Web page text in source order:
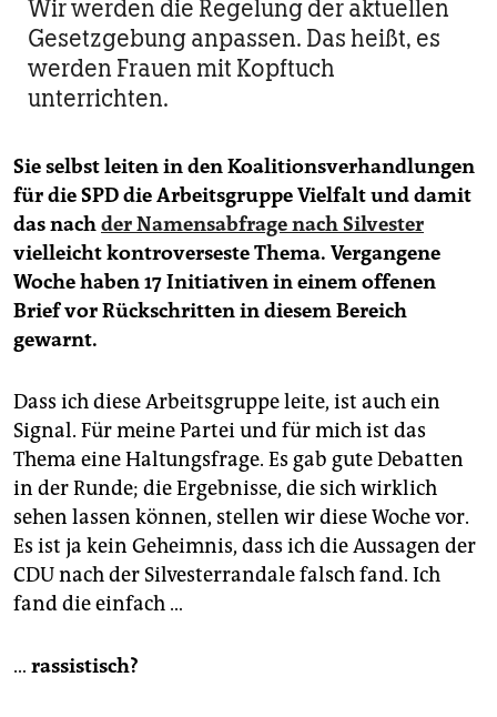
Wir werden die Regelung der aktuellen
Gesetzgebung anpassen. Das heißt, es
werden Frauen mit Kopftuch
unterrichten.
Sie selbst leiten in den Koalitionsverhandlungen
für die SPD die Arbeitsgruppe Vielfalt und damit
das nachder Namensabfrage nach Silvester
vielleicht kontroverseste Thema. Vergangene
Woche haben 17 Initiativen in einem offenen
Brief vor Rückschritten in diesem Bereich
gewarnt.
Dass ich diese Arbeitsgruppe leite, ist auch ein
Signal. Für meine Partei und für mich ist das
Thema eine Haltungsfrage. Es gab gute Debatten
in der Runde; die Ergebnisse, die sich wirklich
sehen lassen können, stellen wir diese Woche vor.
Es ist ja kein Geheimnis, dass ich die Aussagen der
CDU nach der Silvesterrandale falsch fand. Ich
fand die einfach …
… rassistisch?